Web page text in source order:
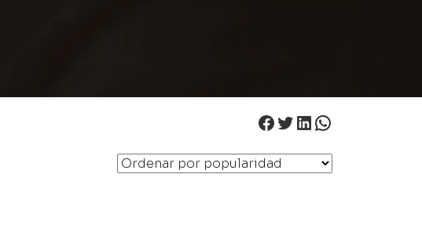
Facebook
Twitter
LinkedIn
WhatsApp